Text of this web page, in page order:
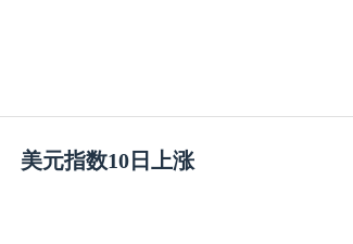
美元指数10日上涨